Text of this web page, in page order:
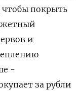
покрыть
и
-
за рубли